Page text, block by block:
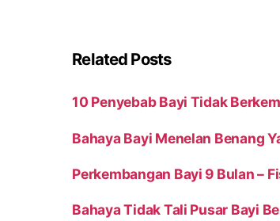
Related Posts
10 Penyebab Bayi Tidak
Bahaya Bayi Menelan Benang
Perkembangan Bayi 9 Bulan –
Bahaya Tidak Tali Pusar Bayi